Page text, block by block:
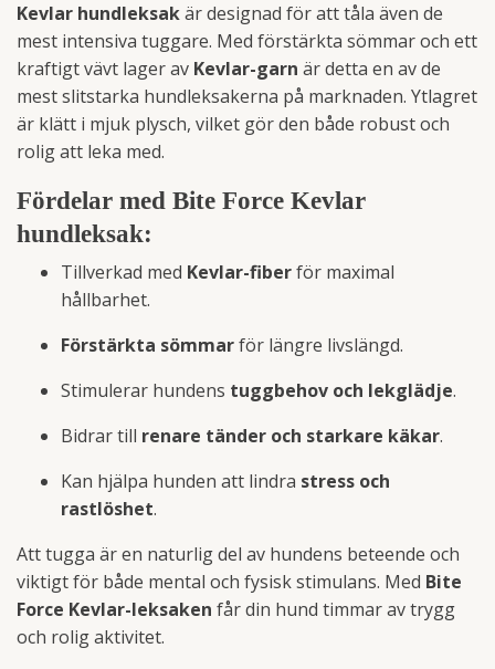
Kevlar hundleksakär designad för att tåla även de
mest intensiva tuggare. Med förstärkta sömmar och ett
kraftigt vävt lager av Kevlar-garn är detta en av de
mest slitstarka hundleksakerna på marknaden. Ytlagret
är klätt i mjuk plysch, vilket gör den både robust och
rolig att leka med.
Fördelar med Bite Force Kevlar
hundleksak:
Tillverkad med Kevlar-fiberför maximal
hållbarhet.
Förstärkta sömmarför längre livslängd.
Stimulerar hundens tuggbehov och lekglädje.
Bidrar till renare tänder och starkare käkar.
Kan hjälpa hunden att lindra stress och
rastlöshet.
Att tugga är en naturlig del av hundens beteende och
viktigt för både mental och fysisk stimulans. Med Bite
Force Kevlar-leksaken får din hund timmar av trygg
och rolig aktivitet.